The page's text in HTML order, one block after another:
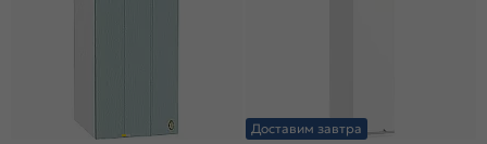
Доставим завтра